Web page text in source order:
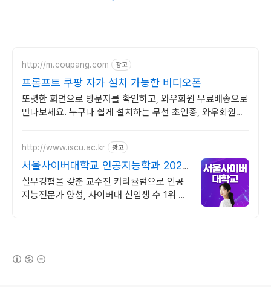
http://m.coupang.com 광고
프롬프트 쿠팡 자가 설치 가능한 비디오폰
또렷한 화면으로 방문자를 확인하고, 와우회원 무료배송으로
만나보세요. 누구나 쉽게 설치하는 무선 초인종, 와우회원
http://www.iscu.ac.kr 광고
서울사이버대학교 인공지능학과 2026
가을학기 신편입생
실무경험을 갖춘 교수진 커리큘럼으로 인공
지능전문가 양성, 사이버대 신입생 수 1위 장